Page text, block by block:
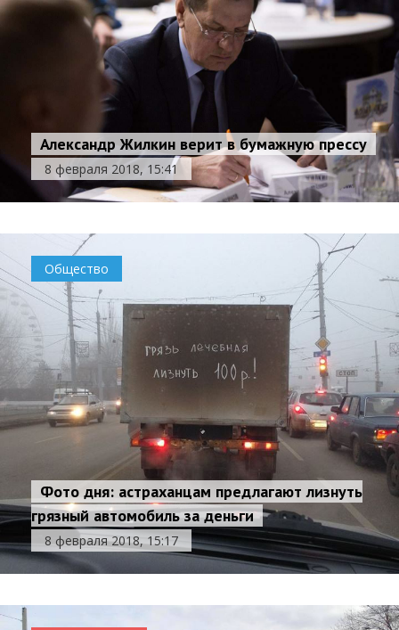
Александр Жилкин верит в бумажную прессу
8 февраля 2018, 15:41
Общество
Фото дня: астраханцам предлагают лизнуть
грязный автомобиль за деньги
8 февраля 2018, 15:17